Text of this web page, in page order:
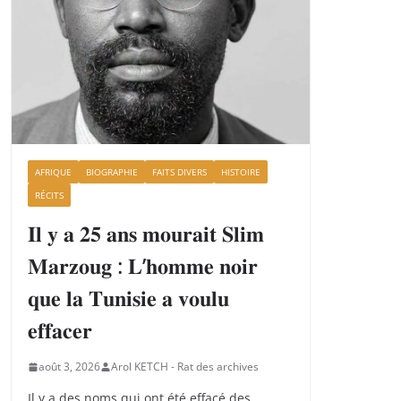
AFRIQUE BIOGRAPHIE FAITS DIVERS
HISTOIRE
RÉCITS
𝐈𝐥 𝐲 𝐚 𝟐𝟓 𝐚𝐧𝐬 𝐦𝐨𝐮𝐫𝐚𝐢𝐭 𝐒𝐥𝐢𝐦
𝐌𝐚𝐫𝐳𝐨𝐮𝐠 : 𝐋’𝐡𝐨𝐦𝐦𝐞 𝐧𝐨𝐢𝐫
𝐪𝐮𝐞 𝐥𝐚 𝐓𝐮𝐧𝐢𝐬𝐢𝐞 𝐚 𝐯𝐨𝐮𝐥𝐮
𝐞𝐟𝐟𝐚𝐜𝐞𝐫
août 3, 2026 Arol KETCH - Rat des archives